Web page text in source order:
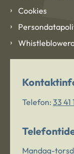
Cookies
Telefon: 33 41
Mandag-